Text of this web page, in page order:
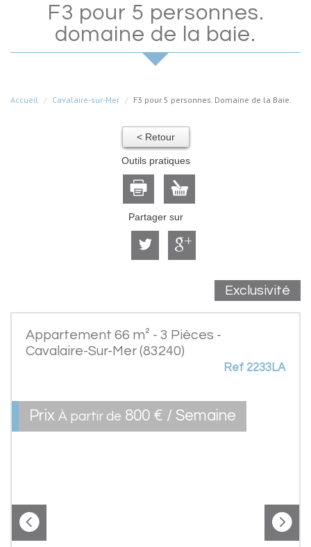
f3 pour 5 personnes.
domaine de la baie.
Accueil Cavalaire-sur-Mer F3 pour 5 personnes. Domaine de la Baie.
< Retour
Outils pratiques
Partager sur
Exclusivité
Appartement 66 m² - 3 Pièces -
Cavalaire-Sur-Mer (83240)
Ref 2233LA
Prix À partir de 800 € / Semaine